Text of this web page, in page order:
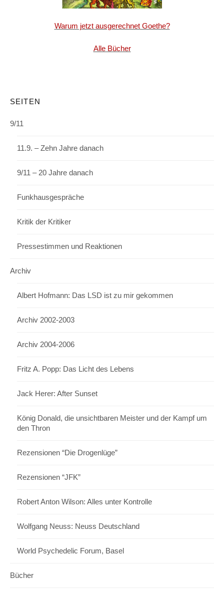
Warum jetzt ausgerechnet Goethe?
Alle Bücher
SEITEN
9/11
11.9. – Zehn Jahre danach
9/11 – 20 Jahre danach
Funkhausgespräche
Kritik der Kritiker
Pressestimmen und Reaktionen
Archiv
Albert Hofmann: Das LSD ist zu mir gekommen
Archiv 2002-2003
Archiv 2004-2006
Fritz A. Popp: Das Licht des Lebens
Jack Herer: After Sunset
König Donald, die unsichtbaren Meister und der Kampf um
den Thron
Rezensionen “Die Drogenlüge”
Rezensionen “JFK”
Robert Anton Wilson: Alles unter Kontrolle
Wolfgang Neuss: Neuss Deutschland
World Psychedelic Forum, Basel
Bücher